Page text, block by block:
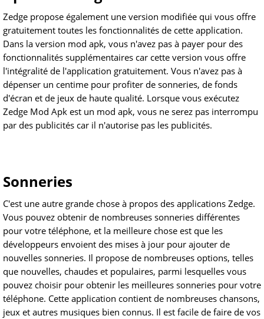
Zedge propose également une version modifiée qui vous offre
gratuitement toutes les fonctionnalités de cette application.
Dans la version mod apk, vous n'avez pas à payer pour des
fonctionnalités supplémentaires car cette version vous offre
l'intégralité de l'application gratuitement. Vous n'avez pas à
dépenser un centime pour profiter de sonneries, de fonds
d'écran et de jeux de haute qualité. Lorsque vous exécutez
Zedge Mod Apk est un mod apk, vous ne serez pas interrompu
par des publicités car il n'autorise pas les publicités.
Sonneries
C'est une autre grande chose à propos des applications Zedge.
Vous pouvez obtenir de nombreuses sonneries différentes
pour votre téléphone, et la meilleure chose est que les
développeurs envoient des mises à jour pour ajouter de
nouvelles sonneries. Il propose de nombreuses options, telles
que nouvelles, chaudes et populaires, parmi lesquelles vous
pouvez choisir pour obtenir les meilleures sonneries pour votre
téléphone. Cette application contient de nombreuses chansons,
jeux et autres musiques bien connus. Il est facile de faire de vos